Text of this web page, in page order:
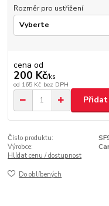
Rozměr pro ustřižení
cena od
200 Kč/ks
od 165 Kč bez DPH
Číslo produktu:
Výrobce:
Hlídat cenu / dostupnost
Do oblíbených